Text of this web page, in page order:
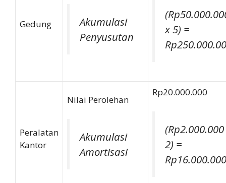
Gedung
Akumulasi
Penyusutan
x 5) =
Peralatan
Kantor
Nilai Perolehan
Akumulasi
Amortisasi
Rp20.000.000
2) =
Rp16.000.000